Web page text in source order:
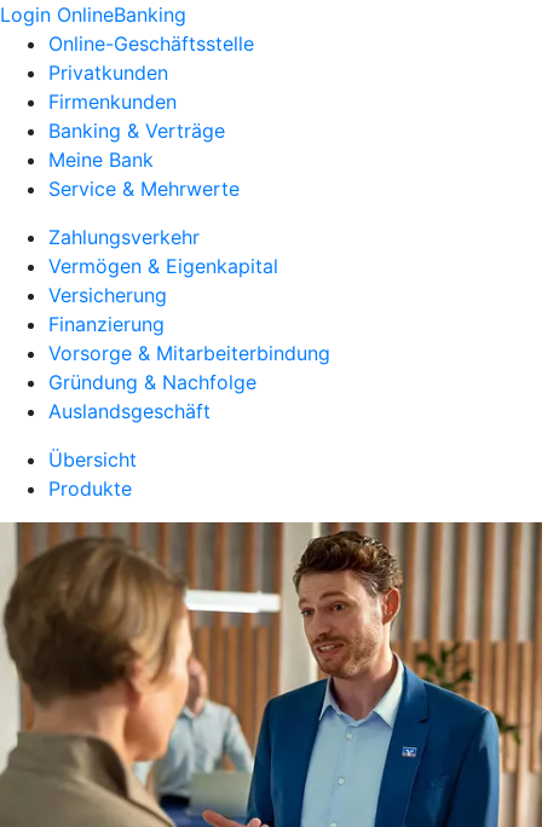
Login OnlineBanking
Online-Geschäftsstelle
Privatkunden
Firmenkunden
Banking & Verträge
Meine Bank
Service & Mehrwerte
Zahlungsverkehr
Vermögen & Eigenkapital
Versicherung
Finanzierung
Vorsorge & Mitarbeiterbindung
Gründung & Nachfolge
Auslandsgeschäft
Übersicht
Produkte